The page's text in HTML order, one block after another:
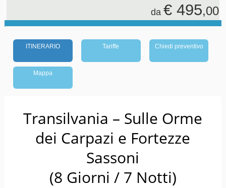
da€ 495,00
ITINERARIO Tariffe Chiedi preventivo
Mappa
Transilvania – Sulle Orme
dei Carpazi e Fortezze
Sassoni
(8 Giorni / 7 Notti)